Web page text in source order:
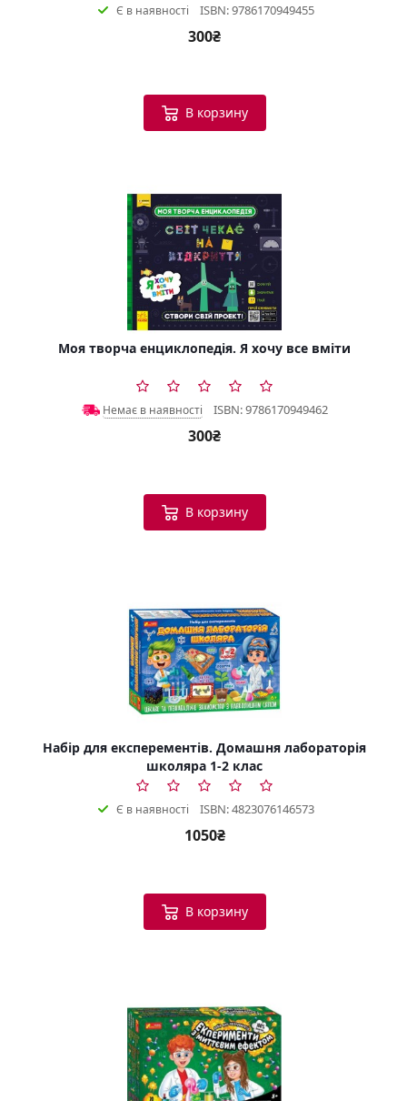
Є в наявності ISBN: 9786170949455
300₴
В корзину
Моя творча енциклопедія. Я хочу все вміти
Немає в наявності ISBN: 9786170949462
300₴
В корзину
Набір для експерементів. Домашня лабораторія
школяра 1-2 клас
Є в наявності ISBN: 4823076146573
1050₴
В корзину